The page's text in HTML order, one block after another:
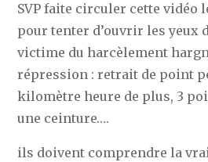
SVP faite circuler cette vidéo
pour tenter d’ouvrir les yeux
victime du harcèlement
répression : retrait de point
kilomètre heure de plus, 3
une ceinture….
ils doivent comprendre la